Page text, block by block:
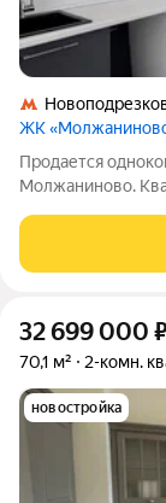
ЖК
Продается
Молжаниново.
Под нами
-кухня-гостиная -
32 699 000
70,1 м² 2-комн.
новостройка